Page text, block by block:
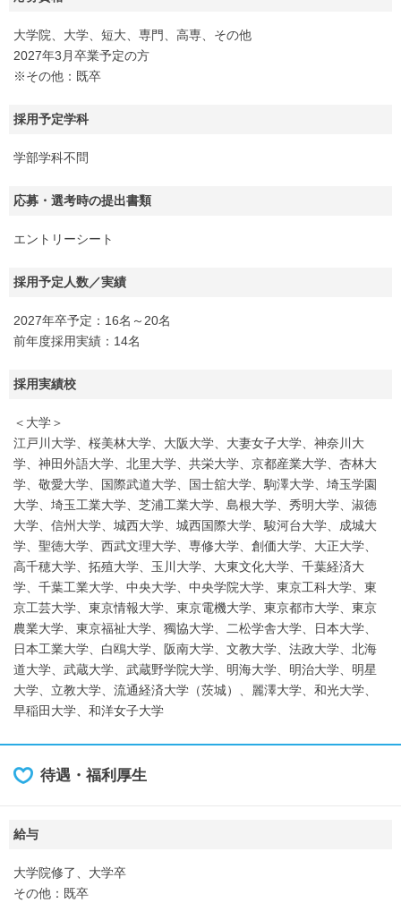
大学院、大学、短大、専門、高専、その他
2027年3月卒業予定の方
※その他：既卒
採用予定学科
学部学科不問
応募・選考時の提出書類
エントリーシート
採用予定人数／実績
2027年卒予定：16名～20名
前年度採用実績：14名
採用実績校
＜大学＞
江戸川大学、桜美林大学、大阪大学、大妻女子大学、神奈川大
学、神田外語大学、北里大学、共栄大学、京都産業大学、杏林大
学、敬愛大学、国際武道大学、国士舘大学、駒澤大学、埼玉学園
大学、埼玉工業大学、芝浦工業大学、島根大学、秀明大学、淑徳
大学、信州大学、城西大学、城西国際大学、駿河台大学、成城大
学、聖徳大学、西武文理大学、専修大学、創価大学、大正大学、
高千穂大学、拓殖大学、玉川大学、大東文化大学、千葉経済大
学、千葉工業大学、中央大学、中央学院大学、東京工科大学、東
京工芸大学、東京情報大学、東京電機大学、東京都市大学、東京
農業大学、東京福祉大学、獨協大学、二松学舎大学、日本大学、
日本工業大学、白鴎大学、阪南大学、文教大学、法政大学、北海
道大学、武蔵大学、武蔵野学院大学、明海大学、明治大学、明星
大学、立教大学、流通経済大学（茨城）、麗澤大学、和光大学、
早稲田大学、和洋女子大学
待遇・福利厚生
給与
大学院修了、大学卒
その他：既卒